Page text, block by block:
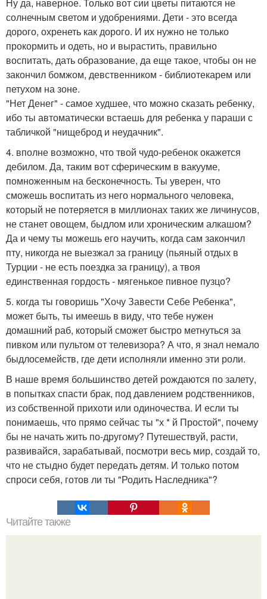
солнечным светом и удобрениями. Дети - это всегда
дорого, охренеть как дорого. И их нужно не только
прокормить и одеть, но и вырастить, правильно
воспитать, дать образование, да еще такое, чтобы он не
закончил бомжом, девственником - библиотекарем или
петухом на зоне.
"Нет Денег" - самое худшее, что можно сказать ребенку,
ибо ты автоматически встаешь для ребенка у параши с
табличкой "нищеброд и неудачник".
4. вполне возможно, что твой чудо-ребенок окажется
дебилом. Да, таким вот сферическим в вакууме,
помноженным на бесконечность. Ты уверен, что
сможешь воспитать из него нормального человека,
который не потеряется в миллионах таких же личинусов,
не станет овощем, быдлом или хроническим алкашом?
Да и чему ты можешь его научить, когда сам закончил
пту, никогда не выезжал за границу (пьяный отдых в
Турции - не есть поездка за границу), а твоя
единственная гордость - мягенькое пивное пузцо?
5. когда ты говоришь "Хочу Завести Себе Ребенка",
может быть, ты имеешь в виду, что тебе нужен
домашний раб, который сможет быстро метнуться за
пивком или пультом от телевизора? А что, я знал немало
быдлосемейств, где дети исполняли именно эти роли.
В наше время большинство детей рождаются по залету,
в попытках спасти брак, под давлением родственников,
из собственной прихоти или одиночества. И если ты
понимаешь, что прямо сейчас ты "х * й Простой", почему
бы не начать жить по-другому? Путешествуй, расти,
развивайся, зарабатывай, посмотри весь мир, создай то,
что не стыдно будет передать детям. И только потом
спроси себя, готов ли ты "Родить Наследника"?
Читайте также